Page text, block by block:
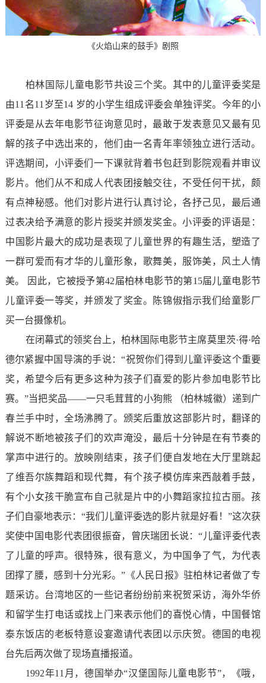
《火焰山来的鼓手》剧照
柏林国际儿童电影节共设三个奖。其中的儿童评委奖是
由11名11岁至14 岁的小学生组成评委会单独评奖。今年的小
评委是从去年电影节征询意见时，最敢于发表意见又最有见
解的孩子中选出来的，他们由一名青年率领独立进行活动。
评选期间，小评委们一下课就背着书包赶到影院观看并审议
影片。他们从不和成人代表团接触交往，不受任何干扰，颇
有点神秘感。他们对影片进行认真讨论，各抒己见，最后通
过表决给予满意的影片授奖并颁发奖金。小评委的评语是：
中国影片最大的成功是表现了儿童世界的有趣生活，塑造了
一群可爱而有才华的儿童形象，歌舞美，服饰美，风土人情
美。 因此，它被授予第42届柏林电影节的第15届儿童电影节
儿童评委一等奖，并颁发了奖金。陈锦俶指示我们给童影厂
买一台摄像机。
在闭幕式的领奖台上，柏林国际电影节主席莫里茨·得·哈
德尔紧握中国导演的手说：“祝贺你们得到儿童评委这个重要
奖，希望今后有更多这种为孩子们喜爱的影片参加电影节比
赛。”当把奖品——一只毛茸茸的小狗熊 （柏林城徽）递到广
春兰手中时，全场沸腾了。颁奖后重放这部影片时，翻译的
解说不断地被孩子们的欢声淹没，最后十分钟是在有节奏的
掌声中进行的。放映刚结束，孩子们便自发地在大厅里跳起
了维吾尔族舞蹈和现代舞，有个孩子模仿库来西敲着手鼓，
有个小女孩干脆宣布自己就是片中的小舞蹈家拉拉古丽。孩
子们自豪地表示：“我们儿童评委选的影片就是好看！”这次获
奖使中国电影代表团很振奋，曾庆瑞团长说：“儿童评委代表
了儿童的呼声。很特殊，很有意义，为中国争了气，为代表
团撑了腰，感到十分光彩。”《人民日报》驻柏林记者做了专
题采访。台湾地区的一些记者纷纷前来祝贺采访，海外华侨
和留学生打电话或找上门来表示他们的喜悦心情，中国餐馆
泰东饭店的老板特意设宴邀请代表团以示庆贺。德国的电视
台先后两次做了现场直播报道。
1992年11月，德国举办“汉堡国际儿童电影节”，《哦，